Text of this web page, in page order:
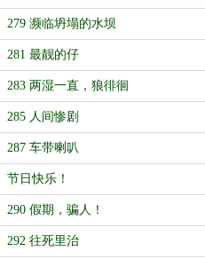
279 濒临坍塌的水坝
281 最靓的仔
283 两湿一直，狼徘徊
285 人间惨剧
287 车带喇叭
节日快乐！
290 假期，骗人！
292 往死里治